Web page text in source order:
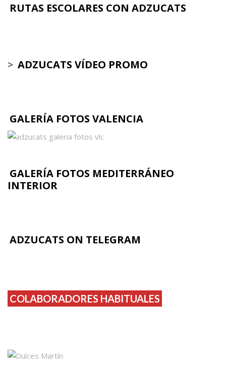
RUTAS ESCOLARES CON ADZUCATS
> ADZUCATS VÍDEO PROMO
GALERÍA FOTOS VALENCIA
GALERÍA FOTOS MEDITERRÁNEO
INTERIOR
ADZUCATS ON TELEGRAM
COLABORADORES HABITUALES